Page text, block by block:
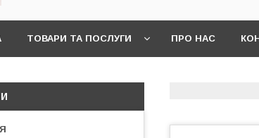
ТОВАРИ ТА ПОСЛУГИ ПРО НАС